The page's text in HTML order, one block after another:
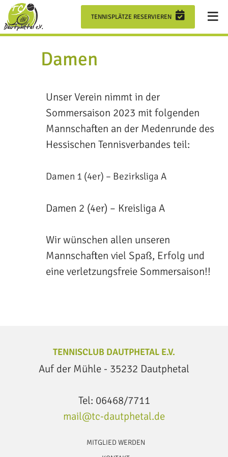
TENNISPLÄTZE RESERVIEREN ≡
VEREIN
TRAINING
MANNSCHAFTEN
×
Damen
Unser Verein nimmt in der
Sommersaison 2023 mit folgenden
Mannschaften an der Medenrunde des
Hessischen Tennisverbandes teil:
Damen 1 (4er) – Bezirksliga A
Damen 2 (4er) – Kreisliga A
Wir wünschen allen unseren
Mannschaften viel Spaß, Erfolg und
eine verletzungsfreie Sommersaison!!
TENNISCLUB DAUTPHETAL E.V.
Auf der Mühle - 35232 Dautphetal
Tel: 06468/7711
mail@tc-dautphetal.de
MITGLIED WERDEN